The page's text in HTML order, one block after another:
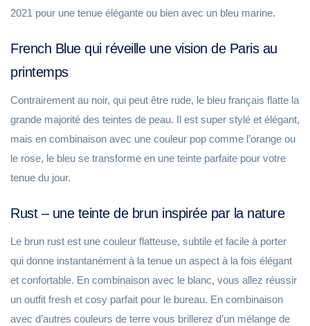
2021 pour une tenue élégante ou bien avec un bleu marine.
French Blue qui réveille une vision de Paris au
printemps
Contrairement au noir, qui peut être rude, le bleu français flatte la
grande majorité des teintes de peau. Il est super stylé et élégant,
mais en combinaison avec une couleur pop comme l’orange ou
le rose, le bleu se transforme en une teinte parfaite pour votre
tenue du jour.
Rust – une teinte de brun inspirée par la nature
Le brun rust est une couleur flatteuse, subtile et facile à porter
qui donne instantanément à la tenue un aspect à la fois élégant
et confortable. En combinaison avec le blanc, vous allez réussir
un outfit fresh et cosy parfait pour le bureau. En combinaison
avec d’autres couleurs de terre vous brillerez d’un mélange de